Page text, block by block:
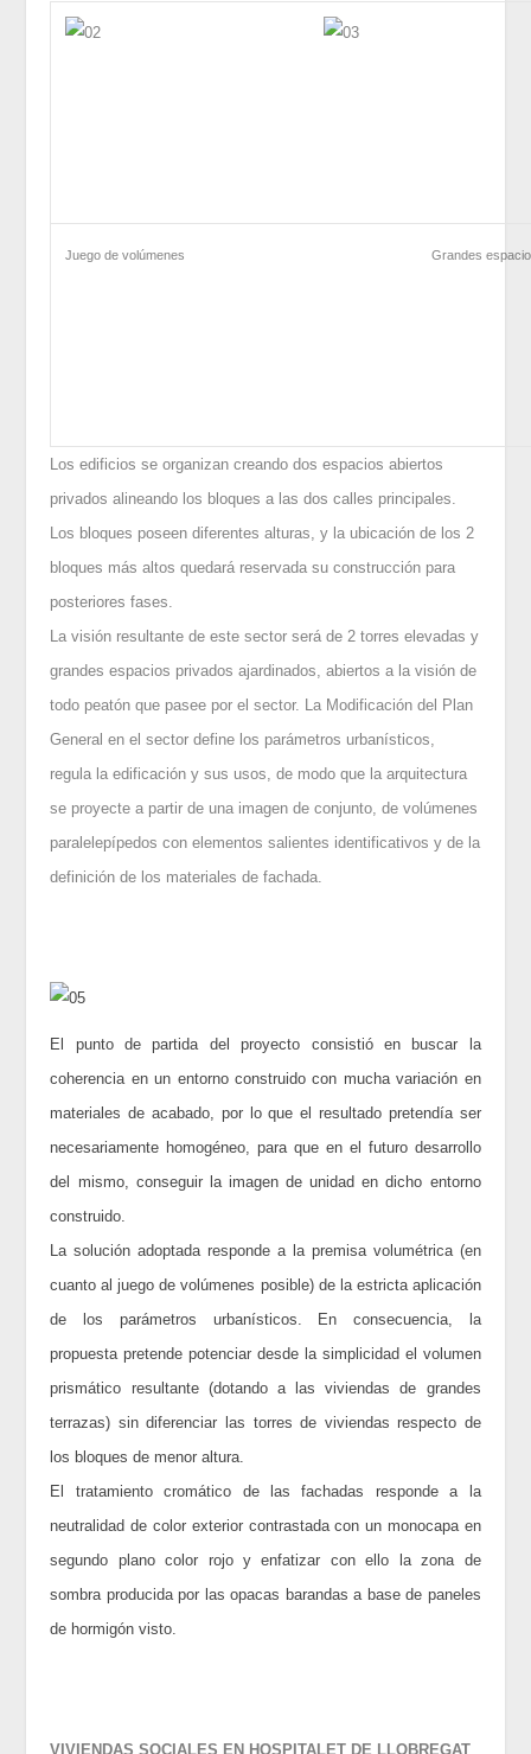
Juego de volúmenes Grandes
Los edificios se organizan creando dos espacios abiertos
privados alineando los bloques a las dos calles principales.
Los bloques poseen diferentes alturas, y la ubicación de los 2
bloques más altos quedará reservada su construcción para
posteriores fases.
La visión resultante de este sector será de 2 torres elevadas y
grandes espacios privados ajardinados, abiertos a la visión de
todo peatón que pasee por el sector. La Modificación del Plan
General en el sector define los parámetros urbanísticos,
regula la edificación y sus usos, de modo que la arquitectura
se proyecte a partir de una imagen de conjunto, de volúmenes
paralelepípedos con elementos salientes identificativos y de la
definición de los materiales de fachada.
El punto de partida del proyecto consistió en buscar la
coherencia en un entorno construido con mucha variación en
materiales de acabado, por lo que el resultado pretendía ser
necesariamente homogéneo, para que en el futuro desarrollo
del mismo, conseguir la imagen de unidad en dicho entorno
construido.
La solución adoptada responde a la premisa volumétrica (en
cuanto al juego de volúmenes posible) de la estricta aplicación
de los parámetros urbanísticos. En consecuencia, la
propuesta pretende potenciar desde la simplicidad el volumen
prismático resultante (dotando a las viviendas de grandes
terrazas) sin diferenciar las torres de viviendas respecto de
los bloques de menor altura.
El tratamiento cromático de las fachadas responde a la
neutralidad de color exterior contrastada con un monocapa en
segundo plano color rojo y enfatizar con ello la zona de
sombra producida por las opacas barandas a base de paneles
de hormigón visto.
VIVIENDAS SOCIALES EN HOSPITALET DE LLOBREGAT